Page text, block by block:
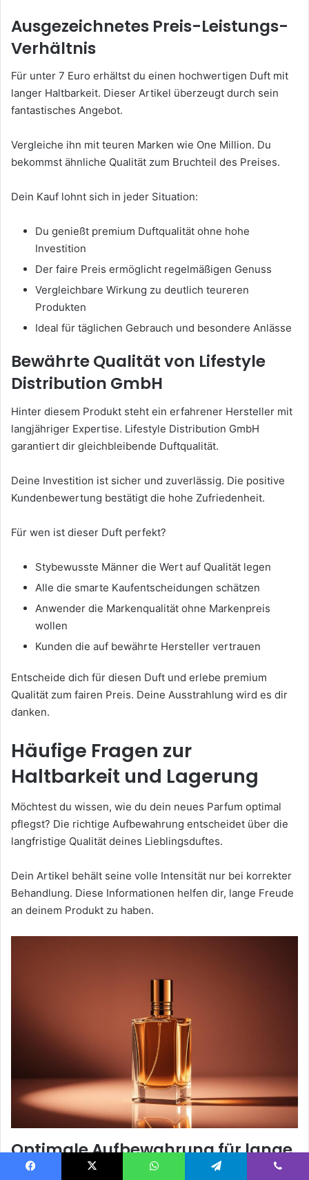
Ausgezeichnetes Preis-Leistungs-
Verhältnis
Für unter 7 Euro erhältst du einen hochwertigen Duft mit
langer Haltbarkeit. Dieser Artikel überzeugt durch sein
fantastisches Angebot.
Vergleiche ihn mit teuren Marken wie One Million. Du
bekommst ähnliche Qualität zum Bruchteil des Preises.
Dein Kauf lohnt sich in jeder Situation:
Du genießt premium Duftqualität ohne hohe
Investition
Der faire Preis ermöglicht regelmäßigen Genuss
Vergleichbare Wirkung zu deutlich teureren
Produkten
Ideal für täglichen Gebrauch und besondere Anlässe
Bewährte Qualität von Lifestyle
Distribution GmbH
Hinter diesem Produkt steht ein erfahrener Hersteller mit
langjähriger Expertise. Lifestyle Distribution GmbH
garantiert dir gleichbleibende Duftqualität.
Deine Investition ist sicher und zuverlässig. Die positive
Kundenbewertung bestätigt die hohe Zufriedenheit.
Für wen ist dieser Duft perfekt?
Stybewusste Männer die Wert auf Qualität legen
Alle die smarte Kaufentscheidungen schätzen
Anwender die Markenqualität ohne Markenpreis
wollen
Kunden die auf bewährte Hersteller vertrauen
Entscheide dich für diesen Duft und erlebe premium
Qualität zum fairen Preis. Deine Ausstrahlung wird es dir
danken.
Häufige Fragen zur
Haltbarkeit und Lagerung
Möchtest du wissen, wie du dein neues Parfum optimal
pflegst? Die richtige Aufbewahrung entscheidet über die
langfristige Qualität deines Lieblingsduftes.
Dein Artikel behält seine volle Intensität nur bei korrekter
Behandlung. Diese Informationen helfen dir, lange Freude
an deinem Produkt zu haben.
Optimale Aufbewahrung für lange
Freude